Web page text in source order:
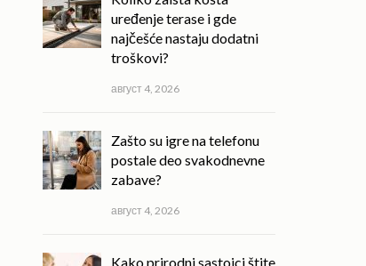
uređenje terase i gde
najčešće nastaju dodatni
troškovi?
август 4, 2026
Zašto su igre na telefonu
postale deo svakodnevne
zabave?
август 4, 2026
Kako prirodni sastojci štite